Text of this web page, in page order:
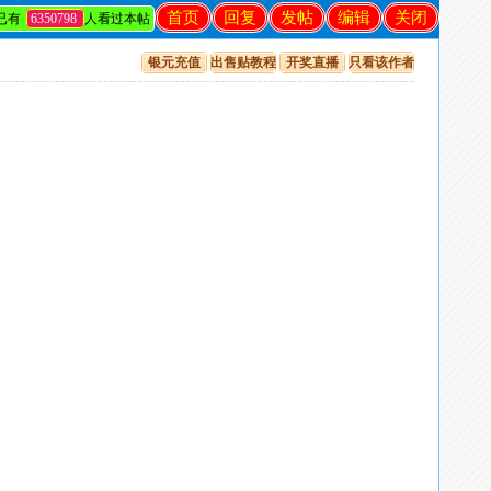
关闭
编辑
发帖
回复
首页
有 6350798 人看过本帖
银元充值 出售贴教程 开奖直播 只看该作者